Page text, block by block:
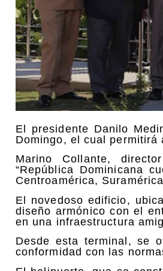
El presidente Danilo
Domingo, el cual
Marino Collante,
“República Dominicana
Centroamérica,
El novedoso edificio,
diseño armónico con el
en una infraestructura
Desde esta terminal, se
conformidad con las